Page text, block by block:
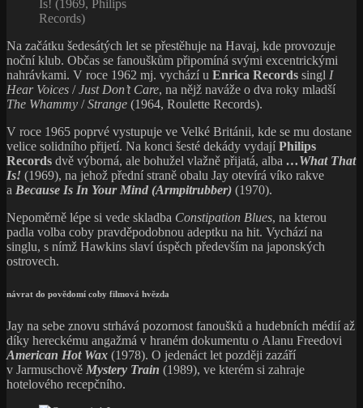
Is! (1969, Philips
Records)
Na začátku šedesátých let se přestěhuje na Havaj, kde provozuje
noční klub. Občas se fanouškům připomíná svými excentrickými
nahrávkami. V roce 1962 mj. vychází u Enrica Records singl I
Hear Voices /Just Don’t Care, na nějž naváže o dva roky mladší
The Whammy /Strange (1964, Roulette Records).
V roce 1965 poprvé vystupuje ve Velké Británii, kde se mu dostane
velice solidního přijetí. Na konci šesté dekády vydají Philips
Records dvě výborná, ale bohužel vlažně přijatá, alba …What That
Is! (1969), na jehož přední straně obalu Jay otevírá víko rakve
a Because Is In Your Mind (Armpitrubber) (1970).
Nepoměrně lépe si vede skladba Constipation Blues, na kterou
padla volba coby pravděpodobnou adeptku na hit. Vychází na
singlu, s nímž Hawkins slaví úspěch především na japonských
ostrovech.
návrat do povědomí coby filmová hvězda
Jay na sebe znovu strhává pozornost fanoušků a hudebních médií až
díky hereckému angažmá v hraném dokumentu o Alanu Freedovi
American Hot Wax (1978). O jedenáct let později zazáří
v Jarmuschově Mystery Train (1989), ve kterém si zahraje
hotelového recepčního.